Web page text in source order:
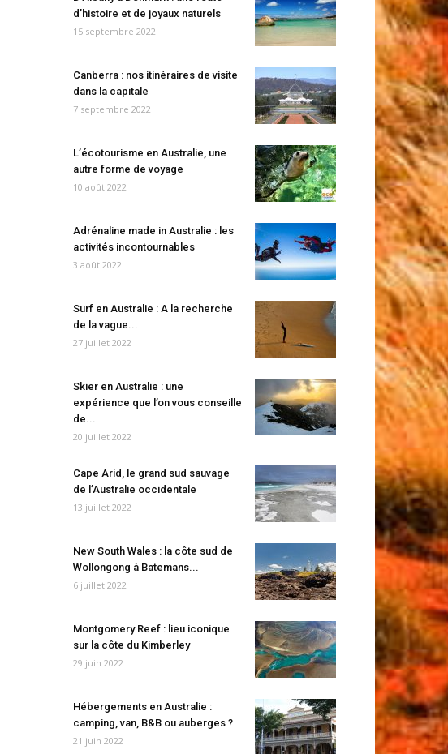
d’histoire et de joyaux naturels
15 septembre 2022
Canberra : nos itinéraires de visite
dans la capitale
7 septembre 2022
L’écotourisme en Australie, une
autre forme de voyage
10 août 2022
Adrénaline made in Australie : les
activités incontournables
3 août 2022
Surf en Australie : A la recherche
de la vague...
27 juillet 2022
Skier en Australie : une
expérience que l’on vous conseille
de...
20 juillet 2022
Cape Arid, le grand sud sauvage
de l’Australie occidentale
13 juillet 2022
New South Wales : la côte sud de
Wollongong à Batemans...
6 juillet 2022
Montgomery Reef : lieu iconique
sur la côte du Kimberley
29 juin 2022
Hébergements en Australie :
camping, van, B&B ou auberges ?
21 juin 2022